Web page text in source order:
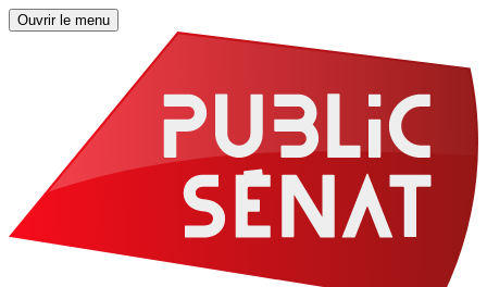
Ouvrir le menu